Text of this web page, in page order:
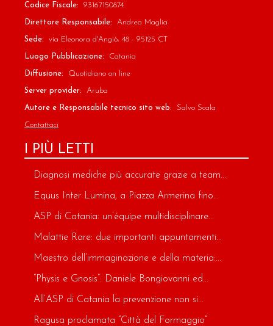
Codice Fiscale: 93167150874
Direttore Responsabile: Andrea Maglia
Sede: via Eleonora d'Angiò, 48 - 95125 CT
Luogo Pubblicazione: Catania
Diffusione: Quotidiano on line
Server provider: Aruba
Autore e Responsabile tecnico sito web: Salvo Scala
Contattaci
I PIÙ LETTI
Diagnosi mediche più accurate grazie a team...
Equus Inter Lumina, a Piazza Armerina fino...
ASP di Catania: un’équipe multidisciplinare...
Malattie Rare: due importanti appuntamenti...
Maestro dell’immaginazione e della materia:...
“Physis e Gnosis”: Daniele Bongiovanni ed...
All’ASP di Catania la prevenzione non si...
Ragusa proclamata “Città del Formaggio”